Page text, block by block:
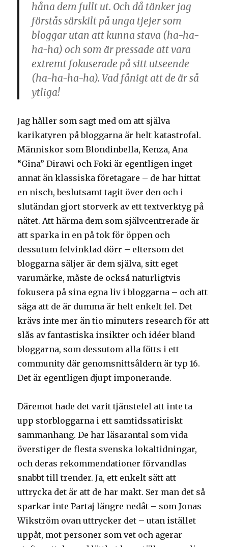
håna dem fullt ut. Och då tänker jag
förstås särskilt på unga tjejer som
bloggar utan att kunna stava (ha-ha-
ha-ha) och som är pressade att vara
extremt fokuserade på sitt utseende
(ha-ha-ha-ha). Vad fånigt att de är så
ytliga!
Jag håller som sagt med om att själva
karikatyren på bloggarna är helt katastrofal.
Människor som Blondinbella, Kenza, Ana
“Gina” Dirawi och Foki är egentligen inget
annat än klassiska företagare – de har hittat
en nisch, beslutsamt tagit över den och i
slutändan gjort storverk av ett textverktyg på
nätet. Att härma dem som självcentrerade är
att sparka in en på tok för öppen och
dessutum felvinklad dörr – eftersom det
bloggarna säljer är dem själva, sitt eget
varumärke, måste de också naturligtvis
fokusera på sina egna liv i bloggarna – och att
säga att de är dumma är helt enkelt fel. Det
krävs inte mer än tio minuters research för att
slås av fantastiska insikter och idéer bland
bloggarna, som dessutom alla fötts i ett
community där genomsnittsåldern är typ 16.
Det är egentligen djupt imponerande.
Däremot hade det varit tjänstefel att inte ta
upp storbloggarna i ett samtidssatiriskt
sammanhang. De har läsarantal som vida
överstiger de flesta svenska lokaltidningar,
och deras rekommendationer förvandlas
snabbt till trender. Ja, ett enkelt sätt att
uttrycka det är att de har makt. Ser man det så
sparkar inte Partaj längre nedåt – som Jonas
Wikström ovan uttrycker det – utan istället
uppåt, mot personer som vet och agerar